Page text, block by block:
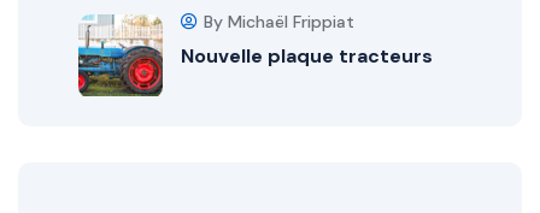
Nouvelle plaque tracteurs
By Michaël Frippiat